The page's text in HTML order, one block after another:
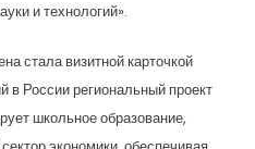
и технологий».
стала визитной карточкой
в России региональный проект
школьное образование,